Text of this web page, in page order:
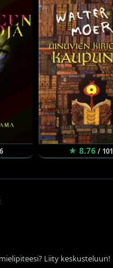
★ 8.76 / 101
Liity keskusteluun!